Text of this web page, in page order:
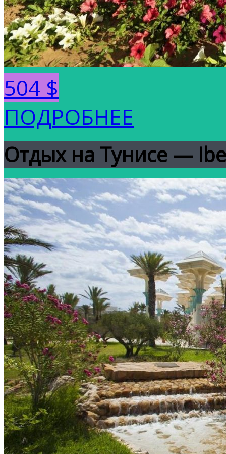
504 $
ПОДРОБНЕЕ
Отдых на Тунисе —